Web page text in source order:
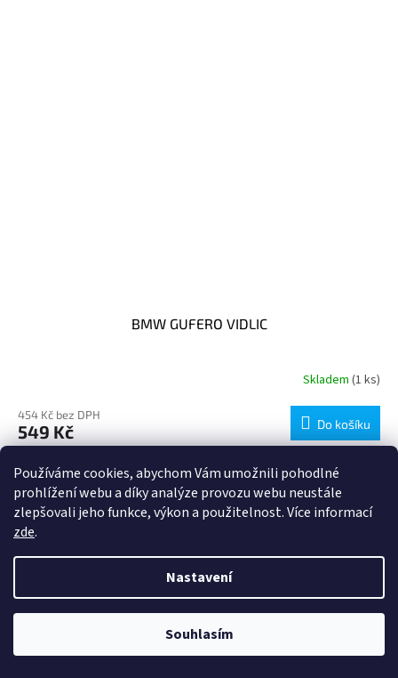
Používáme cookies, abychom Vám umožnili pohodlné
prohlížení webu a díky analýze provozu webu neustále
zlepšovali jeho funkce, výkon a použitelnost. Více informací
zde.
Nastavení
Souhlasím
BMW GUFERO VIDLIC
Skladem (1 ks)
454 Kč bez DPH
549 Kč Do košíku
13547694924